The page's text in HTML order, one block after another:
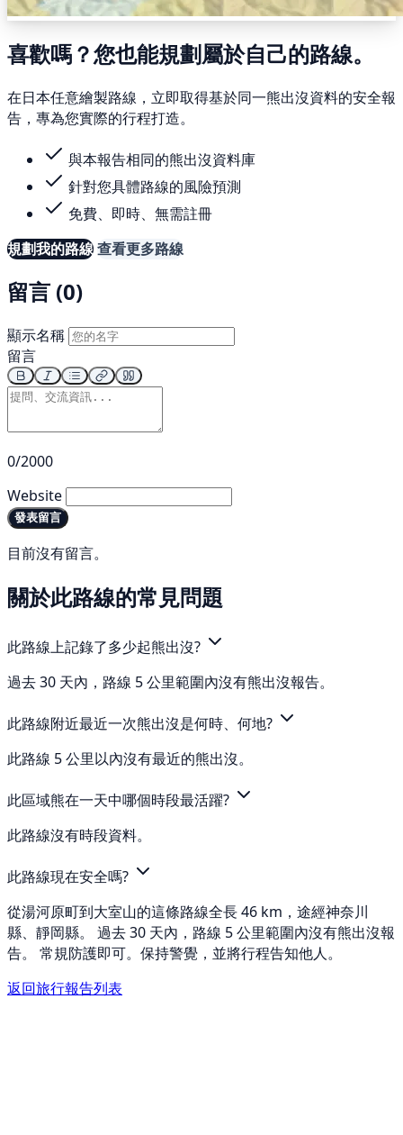
喜歡嗎？您也能規劃屬於自己的路線。
在日本任意繪製路線，立即取得基於同一熊出沒資料的安全報
告，專為您實際的行程打造。
與本報告相同的熊出沒資料庫
針對您具體路線的風險預測
免費、即時、無需註冊
規劃我的路線查看更多路線
留言 (0)
顯示名稱
留言
0/2000
Website
發表留言
目前沒有留言。
關於此路線的常見問題
此路線上記錄了多少起熊出沒?
過去 30 天內，路線 5 公里範圍內沒有熊出沒報告。
此路線附近最近一次熊出沒是何時、何地?
此路線 5 公里以內沒有最近的熊出沒。
此區域熊在一天中哪個時段最活躍?
此路線沒有時段資料。
此路線現在安全嗎?
從湯河原町到大室山的這條路線全長 46 km，途經神奈川
縣、靜岡縣。 過去 30 天內，路線 5 公里範圍內沒有熊出沒報
告。 常規防護即可。保持警覺，並將行程告知他人。
返回旅行報告列表